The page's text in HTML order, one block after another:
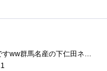
じわじわとくるゲームですww群馬名産の下仁田ネギ・嬬恋キャベツ・下仁田こんにゃくを収穫して得たG（ぐんま～）を貯めて各地を制圧していく�...